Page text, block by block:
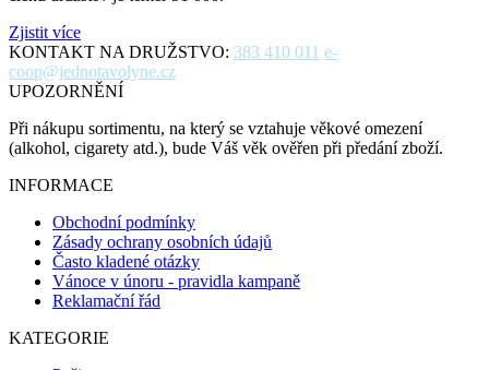
Zjistit více
KONTAKT NA DRUŽSTVO: 383 410 011 e-
coop@jednotavolyne.cz
UPOZORNĚNÍ
Při nákupu sortimentu, na který se vztahuje věkové omezení
(alkohol, cigarety atd.), bude Váš věk ověřen při předání zboží.
INFORMACE
Obchodní podmínky
Zásady ochrany osobních údajů
Často kladené otázky
Vánoce v únoru - pravidla kampaně
Reklamační řád
KATEGORIE